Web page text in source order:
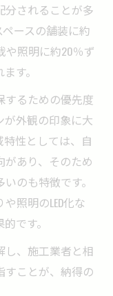
分されることが多
ースの舗装に約
や照明に約20％ず
す。
するための優先度
外観の印象に大
性としては、自
あり、そのため
のも特徴です。
照明のLED化な
です。
し、施工業者と相
すことが、納得の